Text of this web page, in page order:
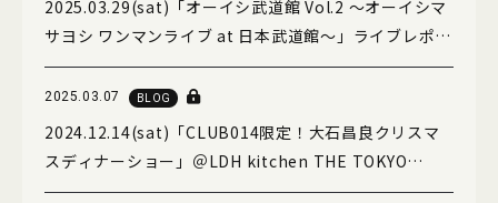
2025.03.29(sat)「オーイシ武道館 Vol.2 ～オーイシマ
サヨシ ワンマンライブ at 日本武道館～」ライブレポー
ト
2025.03.07 BLOG
2024.12.14(sat)「CLUB014限定！大石昌良クリスマ
スディナーショー」＠LDH kitchen THE TOKYO
HANEDA イベントレポート